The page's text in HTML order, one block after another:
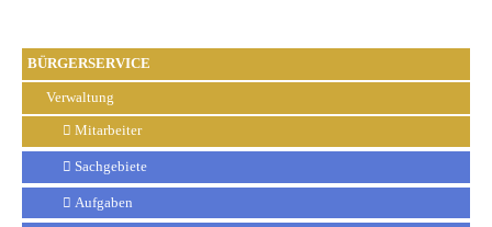
BÜRGERSERVICE
Verwaltung
Mitarbeiter
Sachgebiete
Aufgaben